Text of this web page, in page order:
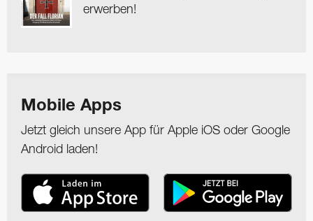
erwerben!
Mobile Apps
Jetzt gleich unsere App für Apple iOS oder Google
Android laden!